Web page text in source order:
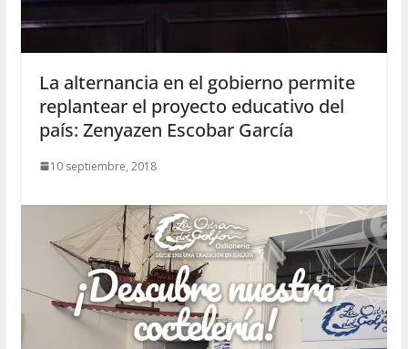
La alternancia en el gobierno permite
replantear el proyecto educativo del
país: Zenyazen Escobar García
10 septiembre, 2018